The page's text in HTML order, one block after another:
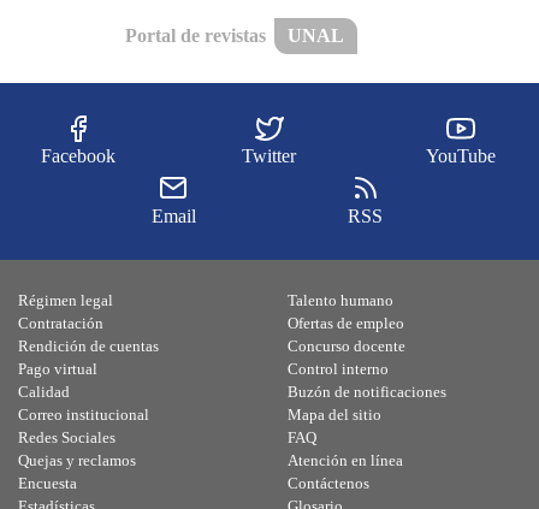
Portal de revistas UNAL
Facebook Twitter YouTube
Email RSS
Régimen legal
Contratación
Rendición de cuentas
Pago virtual
Calidad
Talento humano
Ofertas de empleo
Concurso docente
Control interno
Buzón de notificaciones
Correo institucional
Redes Sociales
Quejas y reclamos
Encuesta
Mapa del sitio
FAQ
Atención en línea
Contáctenos